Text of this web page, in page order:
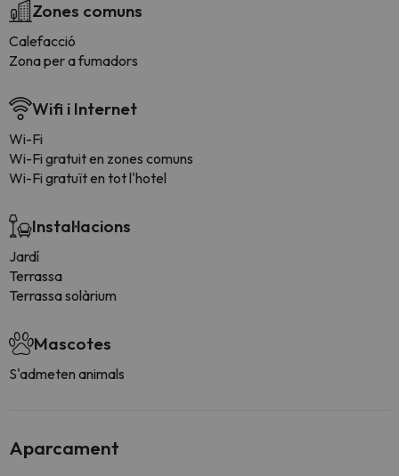
Zones comuns
Calefacció
Zona per a fumadors
Wifi i Internet
Wi-Fi
Wi-Fi gratuit en zones comuns
Wi-Fi gratuït en tot l'hotel
Instal·lacions
Jardí
Terrassa
Terrassa solàrium
Mascotes
S'admeten animals
Aparcament